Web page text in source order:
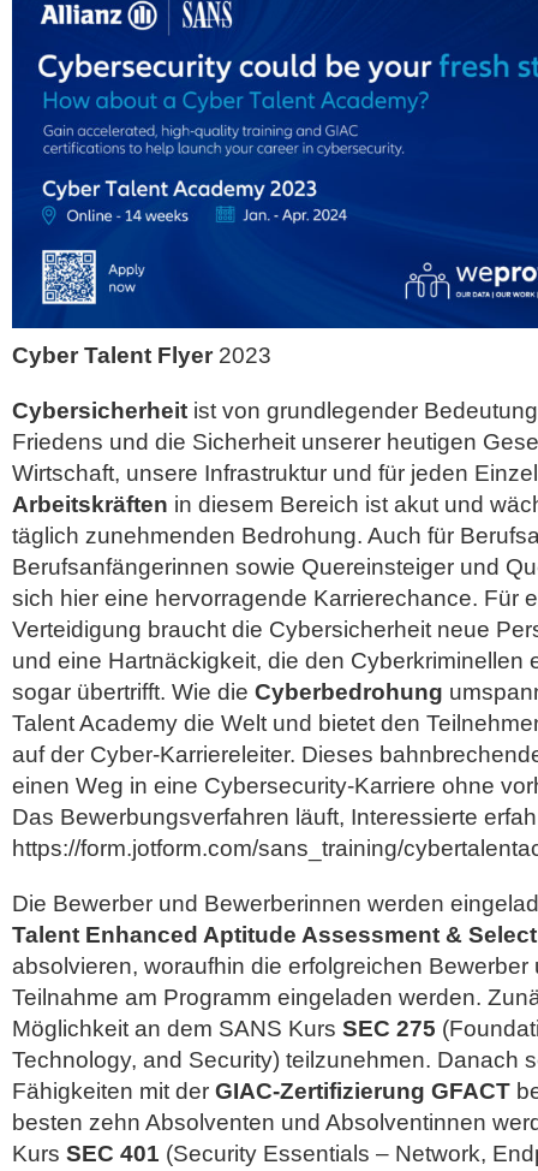
Cyber Talent Flyer 2023
Cybersicherheit ist von grundlegender
Friedens und die Sicherheit unserer heutigen
Wirtschaft, unsere Infrastruktur und für jeden
Arbeitskräften in diesem Bereich ist akut und
täglich zunehmenden Bedrohung. Auch für
Berufsanfängerinnen sowie Quereinsteiger und
sich hier eine hervorragende Karrierechance. Für
Verteidigung braucht die Cybersicherheit neue
und eine Hartnäckigkeit, die den Cyberkriminellen
sogar übertrifft. Wie die Cyberbedrohung
Talent Academy die Welt und bietet den
auf der Cyber-Karriereleiter. Dieses
einen Weg in eine Cybersecurity-Karriere ohne
Das Bewerbungsverfahren läuft, Interessierte
https://form.jotform.com/sans_training/
Die Bewerber und Bewerberinnen werden
Talent Enhanced Aptitude Assessment &
absolvieren, woraufhin die erfolgreichen
Teilnahme am Programm eingeladen werden.
Möglichkeit an dem SANS Kurs SEC 275
Technology, and Security) teilzunehmen. Danach
Fähigkeiten mit der GIAC-Zertifizierung GFACT
besten zehn Absolventen und Absolventinnen
Kurs SEC 401 (Security Essentials – Network,